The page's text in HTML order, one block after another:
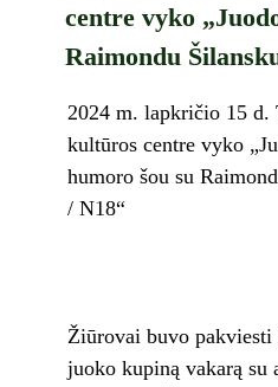
centre vyko
Raimondu
2024 m. lapkričio 15 d.
kultūros centre vyko
humoro šou su
/ N18“
Žiūrovai buvo pakviesti
juoko kupiną vakarą su